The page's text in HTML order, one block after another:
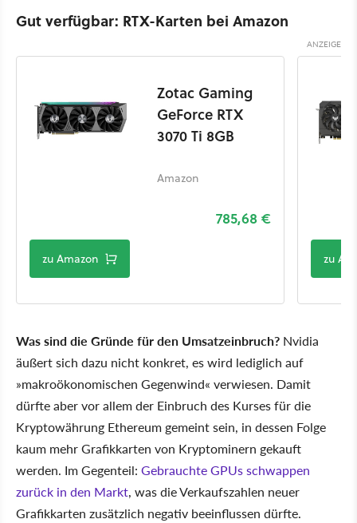
Gut verfügbar: RTX-Karten bei Amazon
Zotac Gaming
GeForce RTX
3070 Ti 8GB
Amazon
785,68 €
zu Amazon zu
Was sind die Gründe für den Umsatzeinbruch? Nvidia
äußert sich dazu nicht konkret, es wird lediglich auf
makroökonomischen Gegenwind verwiesen. Damit
dürfte aber vor allem der Einbruch des Kurses für die
Kryptowährung Ethereum gemeint sein, in dessen Folge
kaum mehr Grafikkarten von Kryptominern gekauft
werden. Im Gegenteil: Gebrauchte GPUs schwappen
zurück in den Markt, was die Verkaufszahlen neuer
Grafikkarten zusätzlich negativ beeinflussen dürfte.